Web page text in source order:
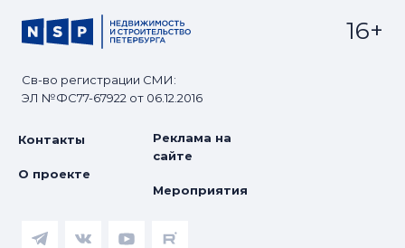
Св-во регистрации СМИ:
ЭЛ №ФС77-67922 от 06.12.2016
16+
Контакты
О проекте
Реклама на
сайте
Мероприятия